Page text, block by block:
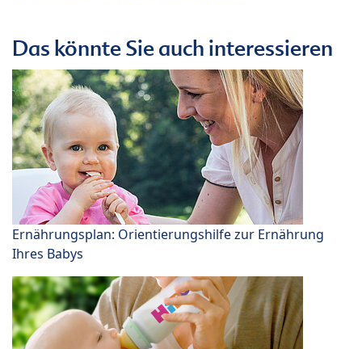
Das könnte Sie auch interessieren
Ernährungsplan: Orientierungshilfe zur Ernährung
Ihres Babys